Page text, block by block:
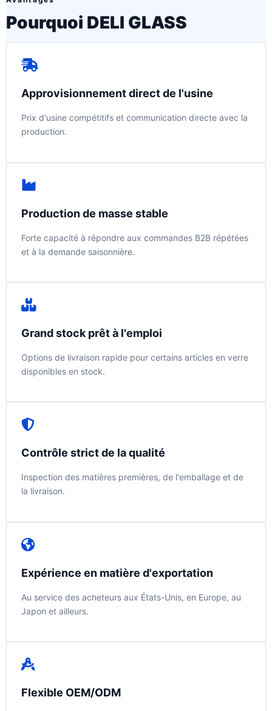
Pourquoi DELI GLASS
Approvisionnement direct de l'usine
Prix d'usine compétitifs et communication directe avec la
production.
Production de masse stable
Forte capacité à répondre aux commandes B2B répétées
et à la demande saisonnière.
Grand stock prêt à l'emploi
Options de livraison rapide pour certains articles en verre
disponibles en stock.
Contrôle strict de la qualité
Inspection des matières premières, de l'emballage et de
la livraison.
Expérience en matière d'exportation
Au service des acheteurs aux États-Unis, en Europe, au
Japon et ailleurs.
Flexible OEM/ODM